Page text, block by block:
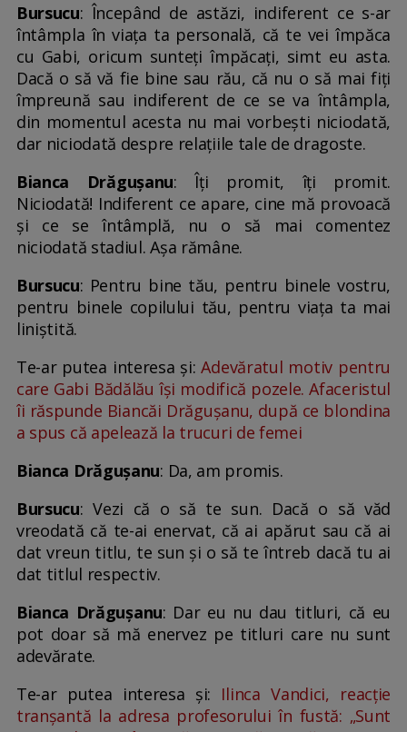
Bursucu: Începând de astăzi, indiferent ce s-ar
întâmpla în viața ta personală, că te vei împăca
cu Gabi, oricum sunteți împăcați, simt eu asta.
Dacă o să vă fie bine sau rău, că nu o să mai fiți
împreună sau indiferent de ce se va întâmpla,
din momentul acesta nu mai vorbești niciodată,
dar niciodată despre relațiile tale de dragoste.
Bianca Drăgușanu: Îți promit, îți promit.
Niciodată! Indiferent ce apare, cine mă provoacă
și ce se întâmplă, nu o să mai comentez
niciodată stadiul. Așa rămâne.
Bursucu: Pentru bine tău, pentru binele vostru,
pentru binele copilului tău, pentru viața ta mai
liniștită.
Te-ar putea interesa și:Adevăratul motiv pentru
care Gabi Bădălău își modifică pozele. Afaceristul
îi răspunde Biancăi Drăgușanu, după ce blondina
a spus că apelează la trucuri de femei
Bianca Drăgușanu: Da, am promis.
Bursucu: Vezi că o să te sun. Dacă o să văd
vreodată că te-ai enervat, că ai apărut sau că ai
dat vreun titlu, te sun și o să te întreb dacă tu ai
dat titlul respectiv.
Bianca Drăgușanu: Dar eu nu dau titluri, că eu
pot doar să mă enervez pe titluri care nu sunt
adevărate.
Te-ar putea interesa și: Ilinca Vandici, reacție
tranșantă la adresa profesorului în fustă: „Sunt